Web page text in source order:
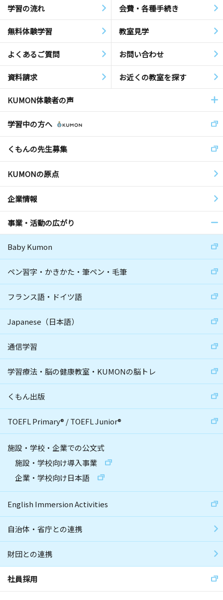
学習の流れ 会費・各種手続き
無料体験学習 教室見学
よくあるご質問 お問い合わせ
資料請求 お近くの教室を探す
KUMON体験者の声
学習中の方へ
くもんの先生募集
KUMONの原点
企業情報
事業・活動の広がり
Baby Kumon
ペン習字・かきかた・筆ペン・毛筆
フランス語・ドイツ語
Japanese（日本語）
通信学習
学習療法・脳の健康教室・KUMONの脳トレ
くもん出版
TOEFL Primary® /TOEFL Junior®
施設・学校・企業での公文式
施設・学校向け導入事業
企業・学校向け日本語
English Immersion Activities
自治体・省庁との連携
財団との連携
社員採用